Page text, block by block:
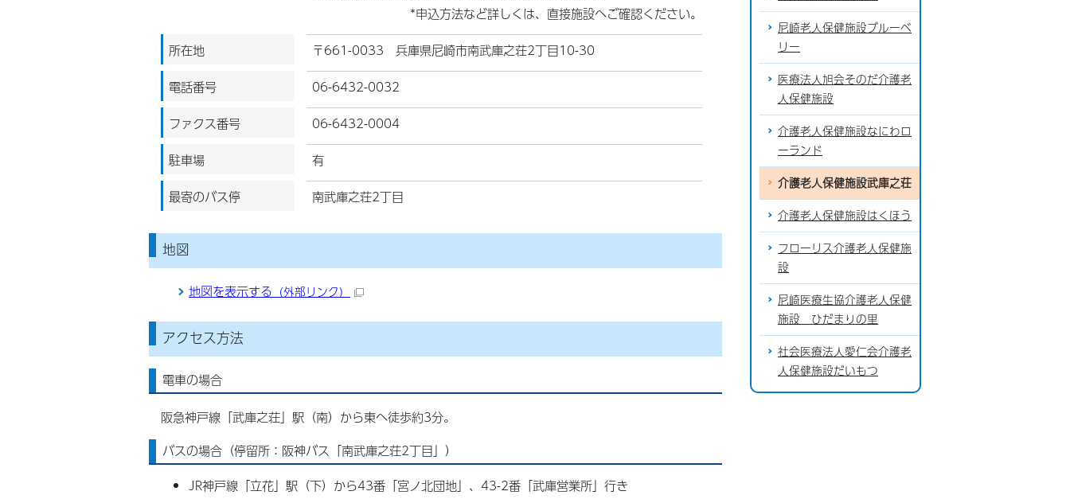
*申込方法など詳しくは、直接施設へご確認ください。
所在地
〒661-0033 兵庫県尼崎市南武庫之荘2丁目10-30
電話番号
06-6432-0032
ファクス番号
06-6432-0004
駐車場
有
最寄のバス停
南武庫之荘2丁目
地図
地図を表示する （外部リンク）
アクセス方法
電車の場合
阪急神戸線「武庫之荘」駅（南）から東へ徒歩約3分。
バスの場合（停留所：阪神バス「南武庫之荘2丁目」）
JR神戸線「立花」駅（下）から43番「宮ノ北団地」、43-2番「武庫営業所」行き
尼崎老人保健施設ブルーベ
リー
医療法人旭会そのだ介護老
人保健施設
介護老人保健施設なにわロ
ーランド
介護老人保健施設武庫之荘
介護老人保健施設はくほう
フローリス介護老人保健施
設
尼崎医療生協介護老人保健
施設 ひだまりの里
社会医療法人愛仁会介護老
人保健施設だいもつ